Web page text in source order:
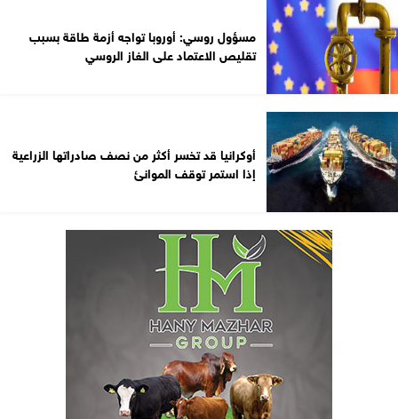
مسؤول روسي: أوروبا تواجه أزمة طاقة بسبب
تقليص الاعتماد على الغاز الروسي
أوكرانيا قد تخسر أكثر من نصف صادراتها الزراعية
إذا استمر توقف الموانئ